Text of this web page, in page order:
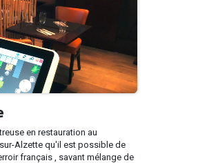
en restauration au
Alzette qu'il est possible de
français , savant mélange de